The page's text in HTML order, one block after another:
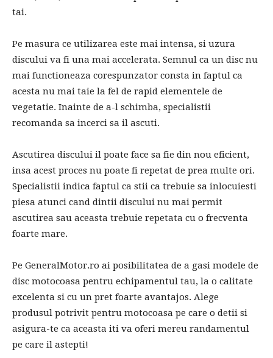
tai.
Pe masura ce utilizarea este mai intensa, si uzura
discului va fi una mai accelerata. Semnul ca un disc nu
mai functioneaza corespunzator consta in faptul ca
acesta nu mai taie la fel de rapid elementele de
vegetatie. Inainte de a-l schimba, specialistii
recomanda sa incerci sa il ascuti.
Ascutirea discului il poate face sa fie din nou eficient,
insa acest proces nu poate fi repetat de prea multe ori.
Specialistii indica faptul ca stii ca trebuie sa inlocuiesti
piesa atunci cand dintii discului nu mai permit
ascutirea sau aceasta trebuie repetata cu o frecventa
foarte mare.
Pe GeneralMotor.ro ai posibilitatea de a gasi modele de
disc motocoasa pentru echipamentul tau, la o calitate
excelenta si cu un pret foarte avantajos. Alege
produsul potrivit pentru motocoasa pe care o detii si
asigura-te ca aceasta iti va oferi mereu randamentul
pe care il astepti!